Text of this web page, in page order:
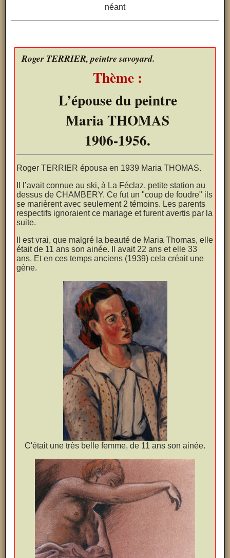
néant
Roger TERRIER, peintre savoyard.
Thème :
L’épouse du peintre
Maria THOMAS
1906-1956.
Roger TERRIER épousa en 1939 Maria THOMAS.
Il l’avait connue au ski, à La Féclaz, petite station au
dessus de CHAMBERY. Ce fut un "coup de foudre" ils
se marièrent avec seulement 2 témoins. Les parents
respectifs ignoraient ce mariage et furent avertis par la
suite.
Il est vrai, que malgré la beauté de Maria Thomas, elle
était de 11 ans son ainée. Il avait 22 ans et elle 33
ans. Et en ces temps anciens (1939) cela créait une
gène.
C'était une très belle femme, de 11 ans son ainée.